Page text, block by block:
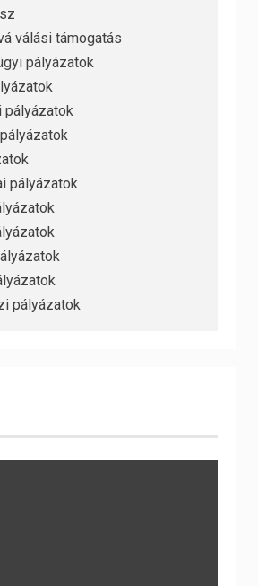
válási támogatás
pályázatok
pályázatok
pályázatok
pályázatok